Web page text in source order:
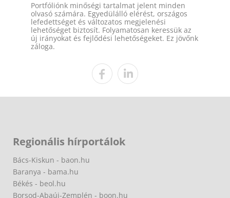
Portfóliónk minőségi tartalmat jelent minden
olvasó számára. Egyedülálló elérést, országos
lefedettséget és változatos megjelenési
lehetőséget biztosít. Folyamatosan keressük az
új irányokat és fejlődési lehetőségeket. Ez jövőnk
záloga.
Regionális hírportálok
Bács-Kiskun - baon.hu
Baranya - bama.hu
Békés - beol.hu
Borsod-Abaúj-Zemplén - boon.hu